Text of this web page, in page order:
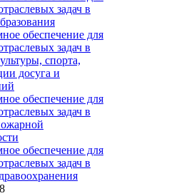
задач в
обеспечение для
задач в
спорта,
досуга и
обеспечение для
задач в
обеспечение для
задач в